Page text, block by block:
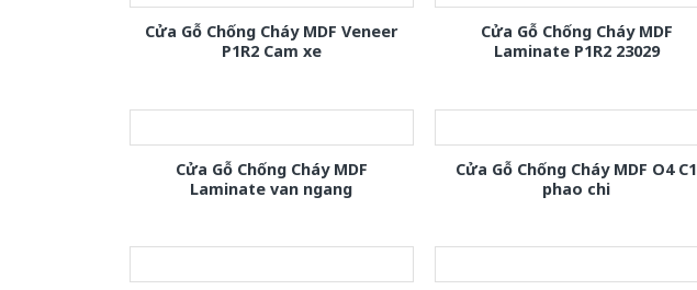
Cửa Gỗ Chống Cháy MDF Veneer
P1R2 Cam xe
Cửa Gỗ Chống Cháy MDF
Laminate P1R2 23029
Cửa Gỗ Chống Cháy MDF
Laminate van ngang
Cửa Gỗ Chống Cháy MDF O4 C1
phao chi